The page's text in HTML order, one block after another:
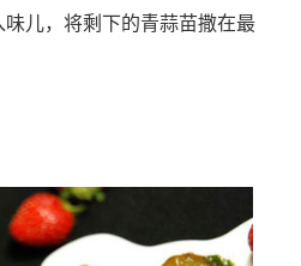
味儿，将剩下的青蒜苗撒在最